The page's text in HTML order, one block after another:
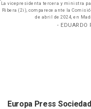
La vicepresidenta tercera y ministra
Ribera (2i), comparece ante la
de abril de 2024, en
- EDUARDO
Europa Press Sociedad